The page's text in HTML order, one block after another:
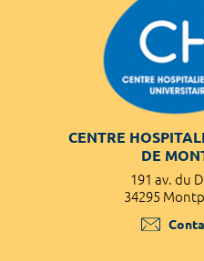
CENTRE
DE
191 av. du
34295